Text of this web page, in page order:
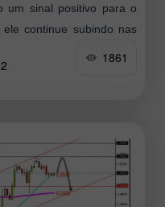
um sinal positivo para o
continue subindo nas
procurar oportunidades
1861